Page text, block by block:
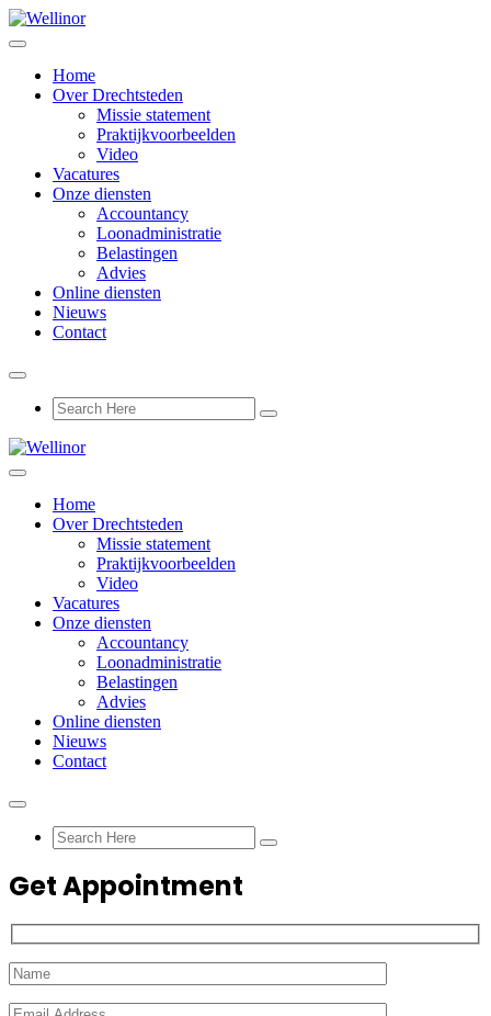
Home
Over Drechtsteden
Missie statement
Praktijkvoorbeelden
Video
Vacatures
Onze diensten
Accountancy
Loonadministratie
Belastingen
Advies
Online diensten
Nieuws
Contact
Home
Over Drechtsteden
Missie statement
Praktijkvoorbeelden
Video
Vacatures
Onze diensten
Accountancy
Loonadministratie
Belastingen
Advies
Online diensten
Nieuws
Contact
Get Appointment